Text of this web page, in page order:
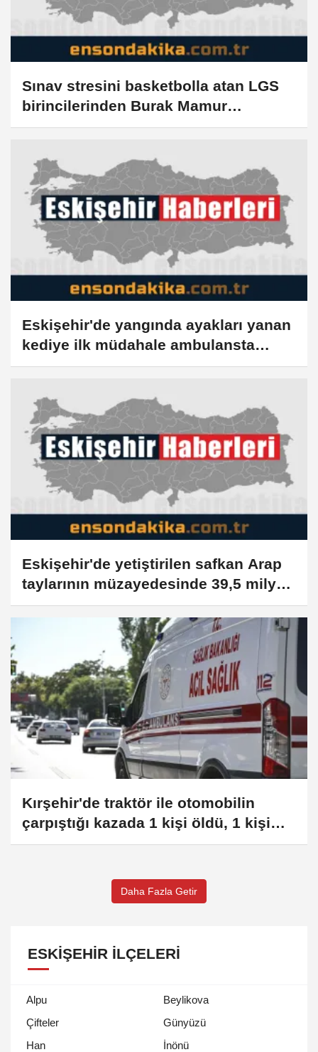
Sınav stresini basketbolla atan LGS
birincilerinden Burak Mamur
Galatasaray Lisesini hedefliyor
Eskişehir'de yangında ayakları yanan
kediye ilk müdahale ambulansta
yapıldı
Eskişehir'de yetiştirilen safkan Arap
taylarının müzayedesinde 39,5 milyon
lira gelir elde edildi
Kırşehir'de traktör ile otomobilin
çarpıştığı kazada 1 kişi öldü, 1 kişi
yaralandı
Daha Fazla Getir
ESKIŞEHIR İLÇELERI
Alpu
Beylikova
Çifteler
Günyüzü
Han
İnönü